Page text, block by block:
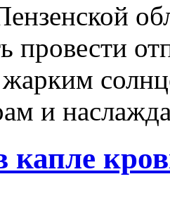
провести
жарким
и
капле